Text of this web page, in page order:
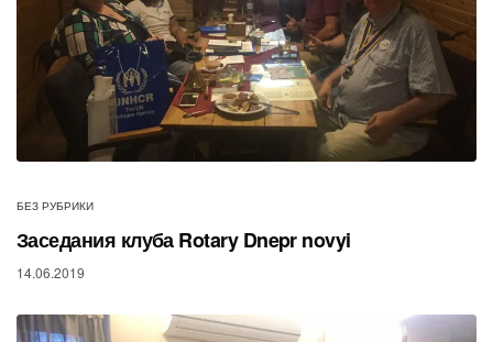
БЕЗ РУБРИКИ
Заседания клуба Rotary Dnepr novyi
14.06.2019